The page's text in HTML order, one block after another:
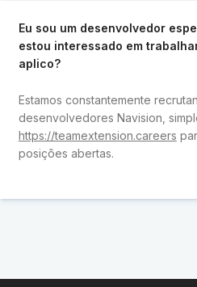
Eu sou um desenvolvedor
estou interessado em
aplico?
Estamos constantemente
desenvolvedores Navision,
https://teamextension.careers
posições abertas.